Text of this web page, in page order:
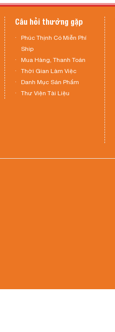
Câu hỏi thường gặp
Phúc Thịnh Có Miễn Phí
Ship
Mua Hàng, Thanh Toán
Thời Gian Làm Việc
Danh Mục Sản Phẩm
Thư Viện Tài Liệu